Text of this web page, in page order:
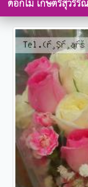
ดอกไม้ เกษตรสุวร